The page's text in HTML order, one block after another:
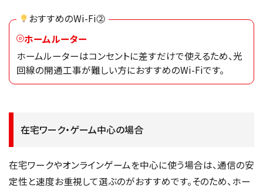
おすすめのWi-Fi⓶
ホームルーター
ホームルーターはコンセントに差すだけで使えるため、光
回線の開通工事が難しい方におすすめのWi-Fiです。
在宅ワーク・ゲーム中心の場合
在宅ワークやオンラインゲームを中心に使う場合は、通信の安
定性と速度お重視して選ぶのがおすすめです。そのため、ホー